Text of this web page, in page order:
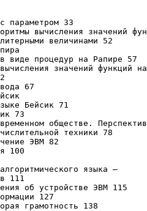
параметром 33
вычисления значений
величинами 52
виде процедур на Рапире 57
значений функций
67
Бейсик 71
73
обществе.
техники 78
ЭВМ 82
100
языка —
111
об устройстве ЭВМ 115
127
грамотность 138